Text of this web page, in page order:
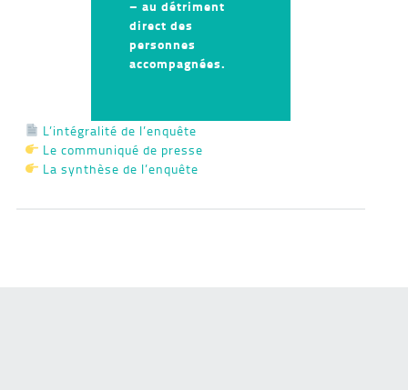
– au détriment
direct des
personnes
accompagnées.
L’intégralité de l’enquête
Le communiqué de presse
La synthèse de l’enquête